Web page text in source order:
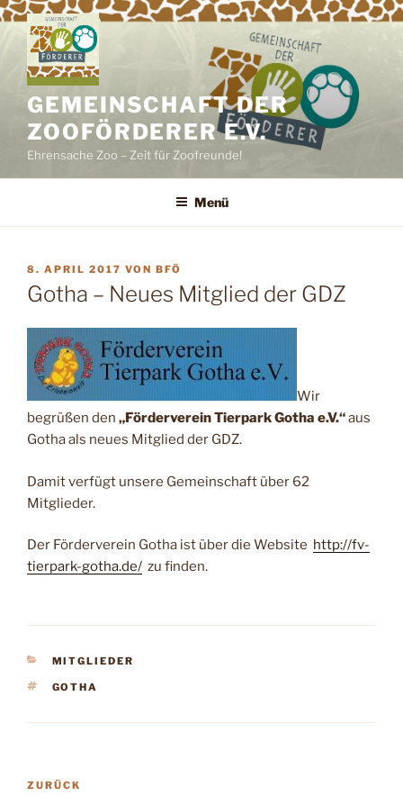
Zum
Inhalt
springen
GEMEINSCHAFT DER
ZOOFÖRDERER E.V.
Ehrensache Zoo – Zeit für Zoofreunde!
Menü
VERÖFFENTLICHT
AM
8. APRIL 2017 VON BFÖ
Gotha – Neues Mitglied der GDZ
Wir
begrüßen den „Förderverein Tierpark Gotha e.V.“aus
Gotha als neues Mitglied der GDZ.
Damit verfügt unsere Gemeinschaft über 62
Mitglieder.
Der Förderverein Gotha ist über die Website http://fv-
tierpark-gotha.de/ zu finden.
KATEGORIEN
MITGLIEDER
SCHLAGWÖRTER
GOTHA
Beitragsnavigation
Vorheriger
ZURÜCK